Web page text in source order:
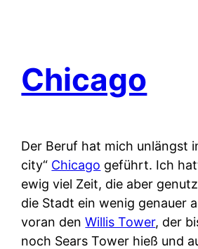
Chicago
Der Beruf hat mich unlängst
city“ Chicago geführt. Ich
ewig viel Zeit, die aber
die Stadt ein wenig genauer
voran denWillis Tower, der
noch Sears Tower hieß und